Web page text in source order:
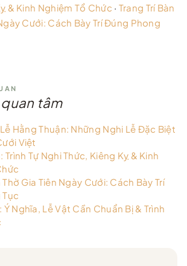
& Kinh Nghiệm Tổ Chức · Trang Trí Bàn
Cưới: Cách Bày Trí Đúng Phong
tâm
Hằng Thuận: Những Nghi Lễ Đặc Biệt
Việt
Trình Tự Nghi Thức, Kiêng Kỵ & Kinh
Thờ Gia Tiên Ngày Cưới: Cách Bày Trí
Ý Nghĩa, Lễ Vật Cần Chuẩn Bị & Trình